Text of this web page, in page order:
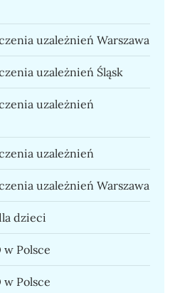
uzależnień Warszawa
uzależnień Śląsk
uzależnień
uzależnień
uzależnień Warszawa
dzieci
w Polsce
w Polsce